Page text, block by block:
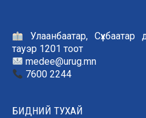
Улаанбаатар,
тауэр 1201 тоот
medee@urug.mn
7600 2244
БИДНИЙ ТУХАЙ